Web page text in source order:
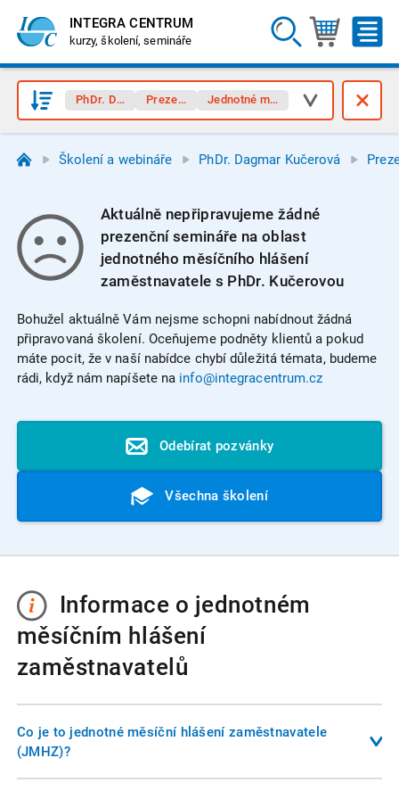
INTEGRA CENTRUM
kurzy, školení, semináře
PhDr. Dagmar KučerováPrezenční seminářeJednotné měsíční hlášení (JMHZ)
Školení a webináře PhDr. Dagmar Kučerová
Aktuálně nepřipravujeme žádné
prezenční semináře na oblast
jednotného měsíčního hlášení
zaměstnavatele s PhDr. Kučerovou
Bohužel aktuálně Vám nejsme schopni nabídnout žádná
připravovaná školení. Oceňujeme podněty klientů a pokud
máte pocit, že v naší nabídce chybí důležitá témata, budeme
rádi, když nám napíšete na info@integracentrum.cz
Odebírat pozvánky
Všechna školení
Informace o jednotném
měsíčním hlášení
zaměstnavatelů
Co je to jednotné měsíční hlášení zaměstnavatele
(JMHZ)?
Jednotné měsíční hlášení je nový digitalizační projekt, který